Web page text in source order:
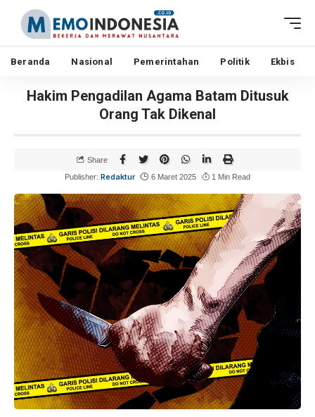
Beranda Nasional Pemerintahan Politik Ekbis
Hakim Pengadilan Agama Batam Ditusuk
Orang Tak Dikenal
Publisher: Redaktur 6 Maret 2025 1 Min Read
Share